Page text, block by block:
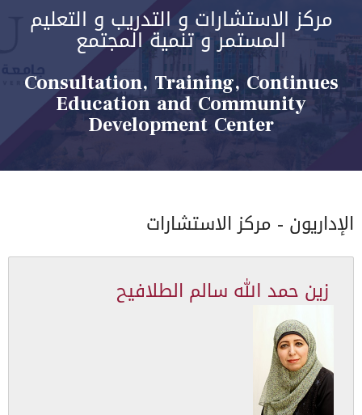
مركز الاستشارات و التدريب و التعليم
المستمر و تنمية المجتمع
Consultation, Training, Continues
Education and Community
Development Center
الإداريون - مركز الاستشارات
زين حمد الله سالم الطلافيح